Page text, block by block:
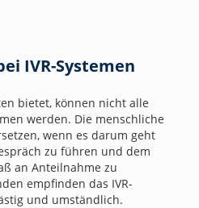
IVR-Systemen
bietet, können nicht alle
werden. Die menschliche
wenn es darum geht
zu führen und dem
an Anteilnahme zu
empfinden das IVR-
und umständlich.